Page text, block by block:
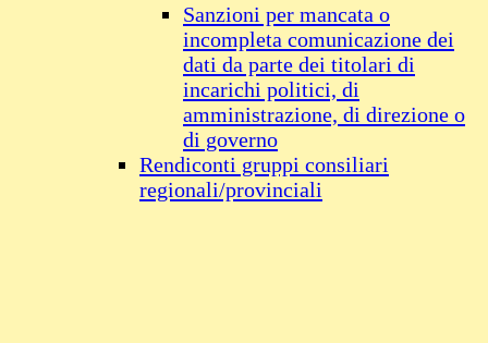
Sanzioni per mancata o
incompleta comunicazione dei
dati da parte dei titolari di
incarichi politici, di
amministrazione, di direzione o
di governo
Rendiconti gruppi consiliari
regionali/provinciali